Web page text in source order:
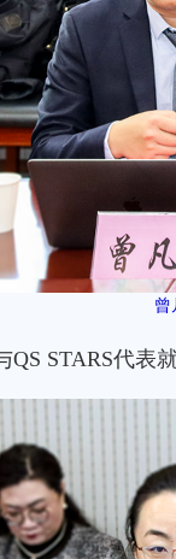
曾
STARS代